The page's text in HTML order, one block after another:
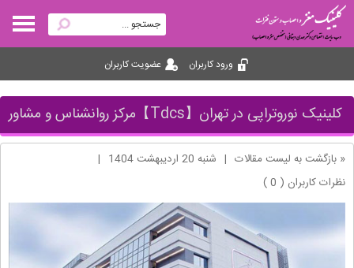
ورود کاربران عضویت کاربران
کلینیک نوروتراپی در تهران【Tdcs】مرکز روانشناس و مشاور
« بازگشت به لیست مقالات | شنبه 20 ارديبهشت 1404
|
نظرات کاربران ( 0 )